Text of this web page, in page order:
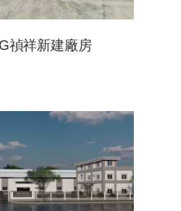
禎祥新建廠房